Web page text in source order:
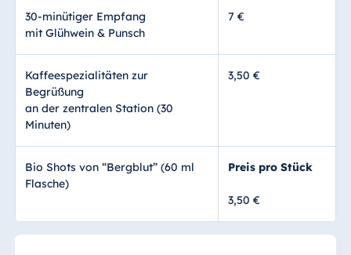
30-minütiger Empfang
mit Glühwein & Punsch
7 €
Kaffeespezialitäten zur
Begrüßung
an der zentralen Station (30
Minuten)
3,50 €
Bio Shots von “Bergblut” (60 ml
Flasche)
Preis pro Stück
3,50 €